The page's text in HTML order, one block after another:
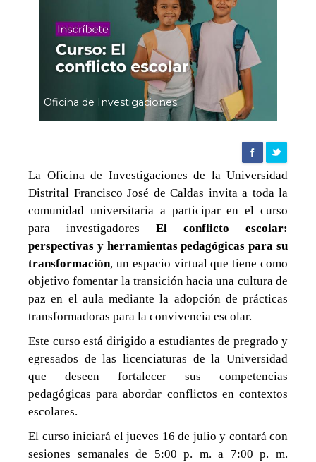
Oficina
Investigaciones
Agencia
de
noticias
UD
Oficina de Investigaciones
La Oficina de Investigaciones de la Universidad
Distrital Francisco José de Caldas invita a toda la
comunidad universitaria a participar en el curso
para investigadores El conflicto escolar:
perspectivas y herramientas pedagógicas para su
transformación, un espacio virtual que tiene como
objetivo fomentar la transición hacia una cultura de
paz en el aula mediante la adopción de prácticas
transformadoras para la convivencia escolar.
Este curso está dirigido a estudiantes de pregrado y
egresados de las licenciaturas de la Universidad
que deseen fortalecer sus competencias
pedagógicas para abordar conflictos en contextos
escolares.
El curso iniciará el jueves 16 de julio y contará con
sesiones semanales de 5:00 p. m. a 7:00 p. m.